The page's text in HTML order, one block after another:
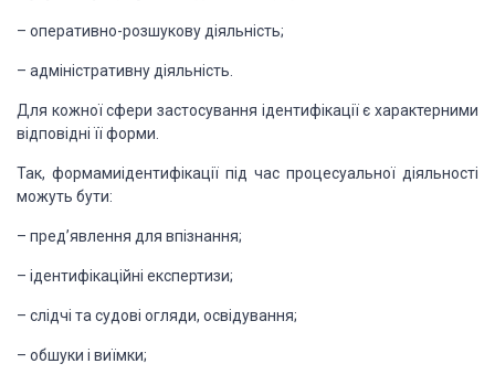
– оперативно-розшукову діяльність;
– адміністративну діяльність.
Для кожної сфери застосування ідентифікації є характерними
відповідні її форми.
Так, формамиідентифікації під час процесуальної діяльності
можуть бути:
– пред’явлення для впізнання;
– ідентифікаційні експертизи;
– слідчі та судові огляди, освідування;
– обшуки і виїмки;